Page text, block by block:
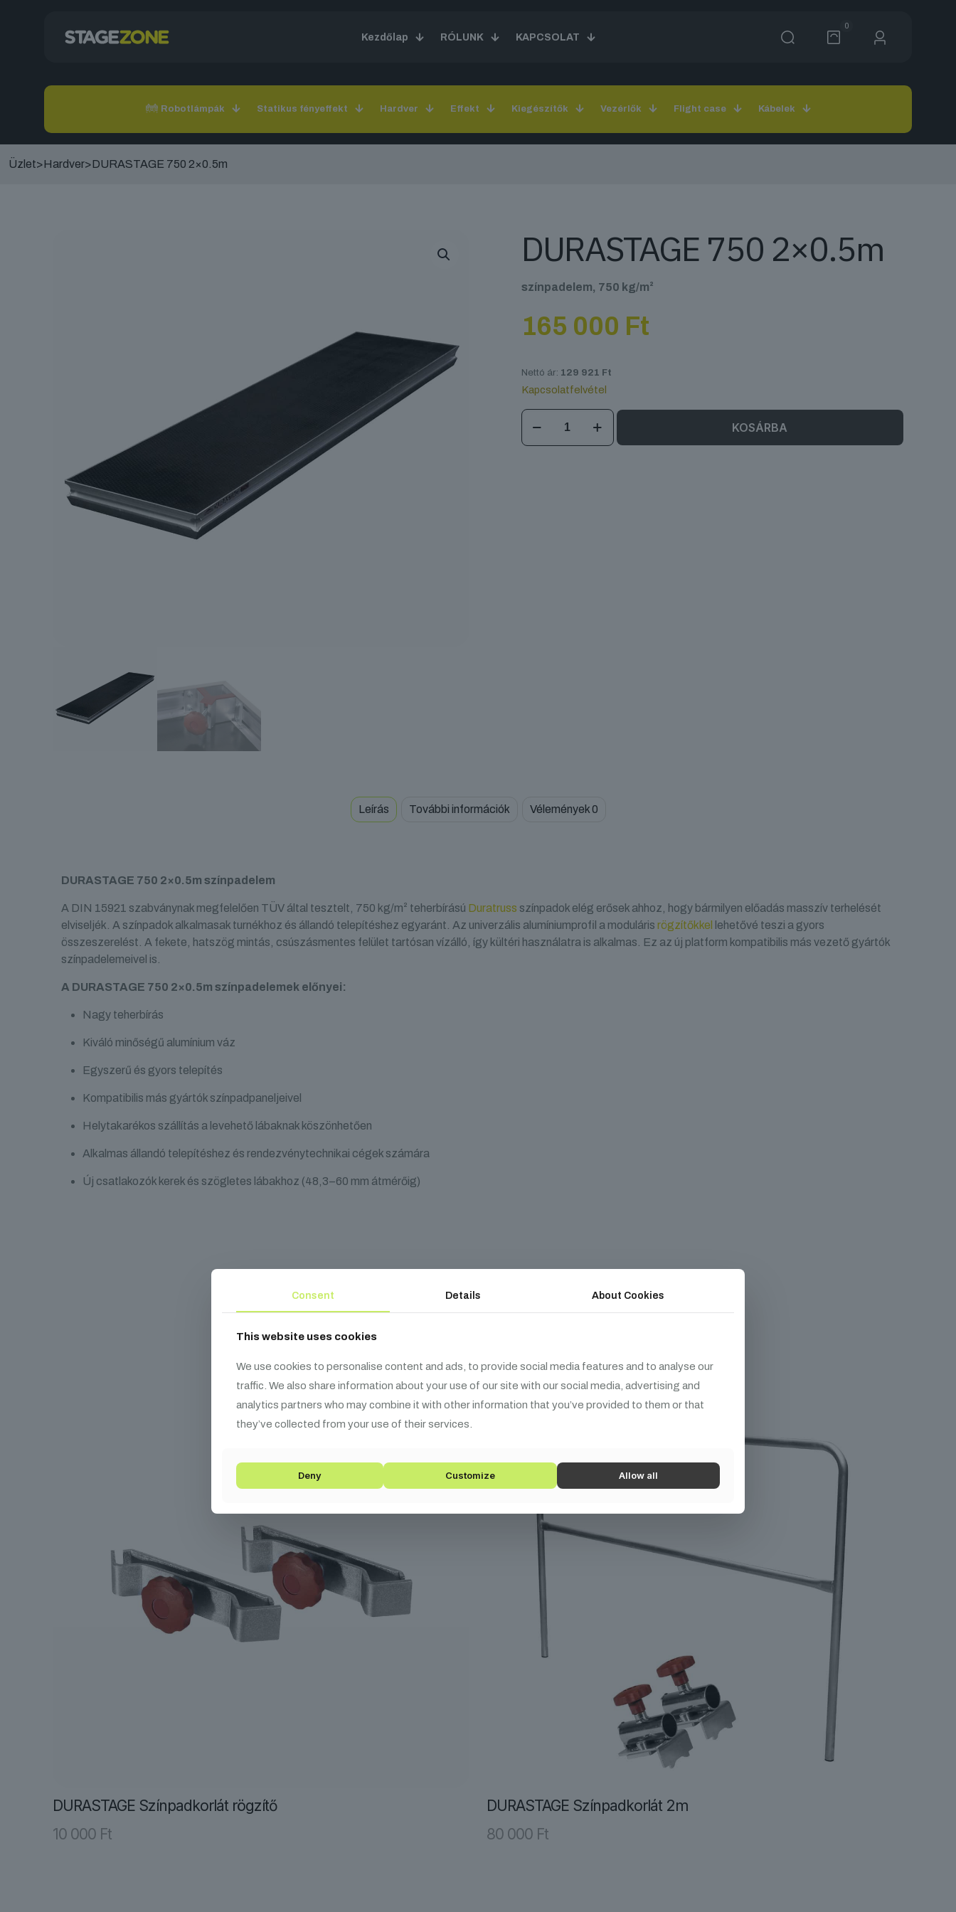
Kezdőlap RÓLUNK KAPCSOLAT
0
Robotlámpák Statikus fényeffekt Hardver Effekt Kiegészítők Vezérlők Flight case Kábelek
Üzlet>Hardver>DURASTAGE 750 2×0.5m
DURASTAGE 750 2×0.5m
színpadelem, 750 kg/m²
165 000 Ft
Nettó ár: 129 921 Ft
Kapcsolatfelvétel
DURASTAGE
KOSÁRBA
Leírás További információk Vélemények0
DURASTAGE 750 2×0.5m színpadelem
A DIN 15921 szabványnak megfelelően TÜV által tesztelt, 750 kg/m² teherbírású Duratruss színpadok elég erősek ahhoz, hogy bármilyen előadás masszív terhelését
elviseljék. A színpadok alkalmasak turnékhoz és állandó telepítéshez egyaránt. Az univerzális alumíniumprofil a moduláris rögzítőkkel
lehetővé teszi a gyors
összeszerelést. A fekete, hatszög mintás, csúszásmentes felület tartósan vízálló, így kültéri használatra is alkalmas. Ez az új platform kompatibilis más vezető gyártók
színpadelemeivel is.
A DURASTAGE 750 2×0.5m színpadelemek előnyei:
Nagy teherbírás
Kiváló minőségű alumínium váz
Egyszerű és gyors telepítés
Kompatibilis más gyártók színpadpaneljeivel
Helytakarékos szállítás a levehető lábaknak köszönhetően
Alkalmas állandó telepítéshez és rendezvénytechnikai cégek számára
Új csatlakozók kerek és szögletes lábakhoz (48,3–60 mm átmérőig)
Kapcsolódótermékek
DURASTAGE Színpadkorlát rögzítő
10 000 Ft
DURASTAGE Színpadkorlát 2m
80 000 Ft
Consent Details About Cookies
This website uses cookies
We use cookies to personalise content and ads, to provide social media features and to analyse our
traffic. We also share information about your use of our site with our social media, advertising and
analytics partners who may combine it with other information that you’ve provided to them or that
they’ve collected from your use of their services.
Deny Customize Allow all